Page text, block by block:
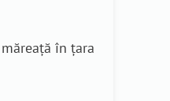
în țara